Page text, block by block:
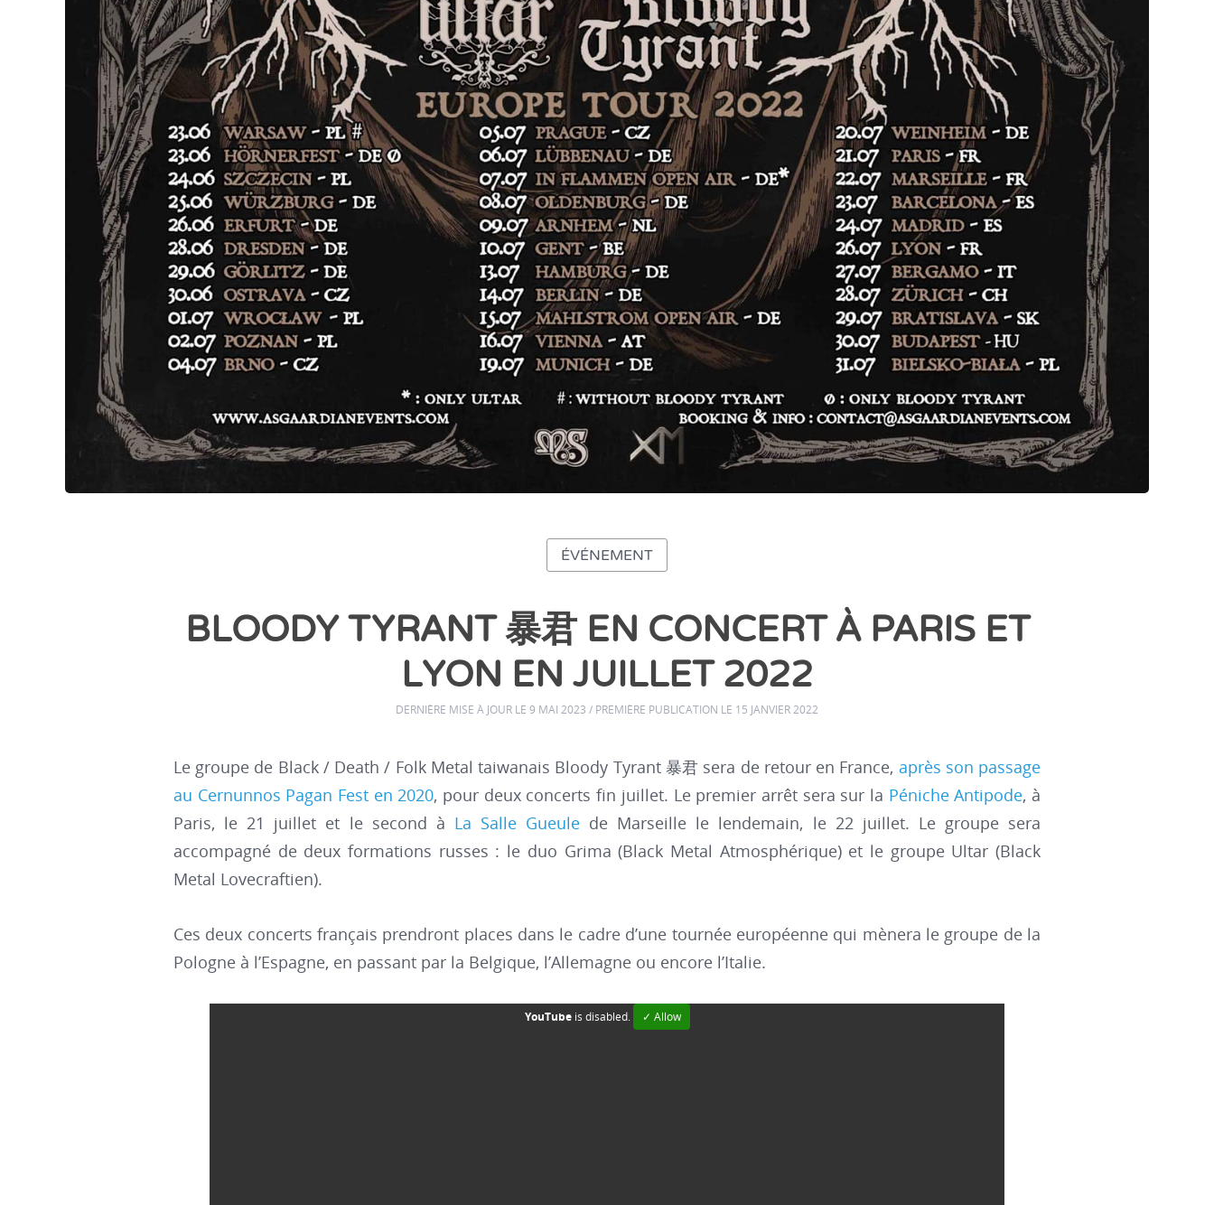
ÉVÉNEMENT
BLOODY TYRANT 暴君 EN CONCERT À PARIS ET
LYON EN JUILLET 2022
DERNIÈRE MISE À JOUR LE 9 MAI 2023 / PREMIÈRE PUBLICATION LE 15 JANVIER 2022
Le groupe de Black / Death / Folk Metal taiwanais Bloody Tyrant 暴君 sera de retour en France, après son passage
au Cernunnos Pagan Fest en 2020, pour deux concerts fin juillet. Le premier arrêt sera sur la Péniche Antipode, à
Paris, le 21 juillet et le second à La Salle Gueule de Marseille le lendemain, le 22 juillet. Le groupe sera
accompagné de deux formations russes : le duo Grima (Black Metal Atmosphérique) et le groupe Ultar (Black
Metal Lovecraftien).
Ces deux concerts français prendront places dans le cadre d’une tournée européenne qui mènera le groupe de la
Pologne à l’Espagne, en passant par la Belgique, l’Allemagne ou encore l’Italie.
YouTubeis disabled. ✓ Allow